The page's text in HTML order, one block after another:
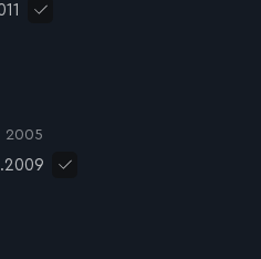
2005